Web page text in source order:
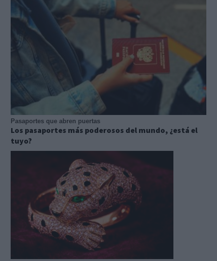
Pasaportes que abren puertas
Los pasaportes más poderosos del mundo, ¿está el
tuyo?